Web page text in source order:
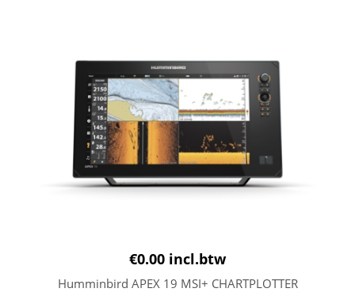
€0.00 incl.btw
Humminbird APEX 19 MSI+ CHARTPLOTTER